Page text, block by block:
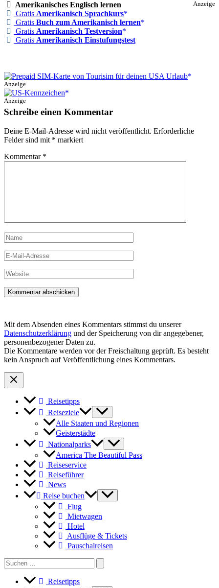
Anzeige
Amerikanisches Englisch lernen
Gratis Amerikanisch Sprachkurs
Gratis Buch zum Amerikanisch lernen
Gratis Amerikanisch Testversion
Gratis Amerikanisch Einstufungstest
Anzeige
Anzeige
Schreibe einen Kommentar
Deine E-Mail-Adresse wird nicht veröffentlicht. Erforderliche
Felder sind mit * markiert
Kommentar *
Name
E-
Mail-
Adresse
Website
Mit dem Absenden eines Kommentars stimmst du unserer
Datenschutzerklärung und der Speicherung von dir angegebener,
personenbezogener Daten zu.
Die Kommentare werden vor der Freischaltung geprüft. Es besteht
kein Anspruch auf Veröffentlichung eines Kommentars.
Reisetipps
Reiseziele
Alle Staaten und Regionen
Geisterstädte
Nationalparks
America The Beautiful Pass
Reiseservice
Reiseführer
News
Reise buchen
Flug
Mietwagen
Hotel
Ausflüge & Tickets
Pauschalreisen
Search
for:
Reisetipps